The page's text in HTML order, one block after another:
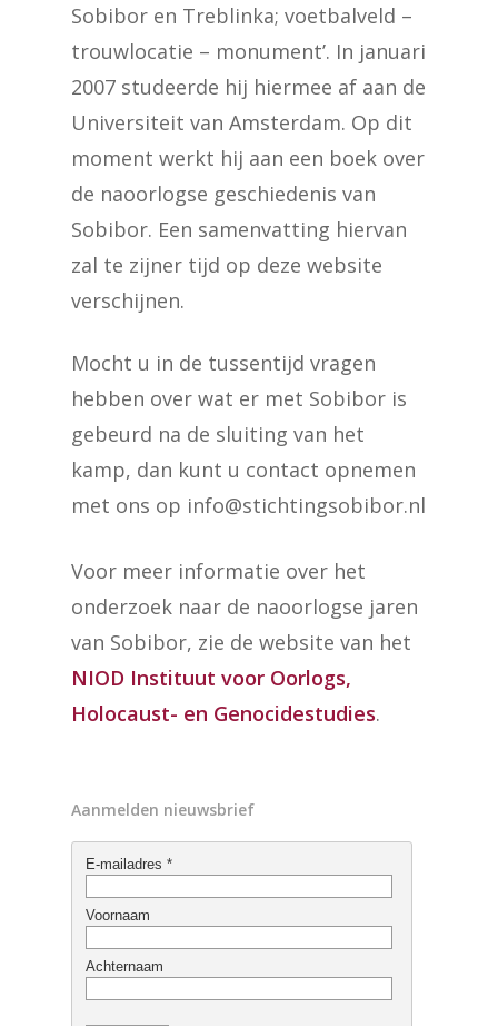
Sobibor en Treblinka; voetbalveld –
trouwlocatie – monument’. In januari
2007 studeerde hij hiermee af aan de
Universiteit van Amsterdam. Op dit
moment werkt hij aan een boek over
de naoorlogse geschiedenis van
Sobibor. Een samenvatting hiervan
zal te zijner tijd op deze website
verschijnen.
Mocht u in de tussentijd vragen
hebben over wat er met Sobibor is
gebeurd na de sluiting van het
kamp, dan kunt u contact opnemen
met ons op info@stichtingsobibor.nl
Voor meer informatie over het
onderzoek naar de naoorlogse jaren
van Sobibor, zie de website van het
NIOD Instituut voor Oorlogs,
Holocaust- en Genocidestudies.
Aanmelden nieuwsbrief